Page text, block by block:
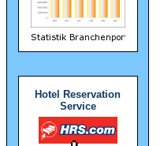
Hotel Reservation
Service